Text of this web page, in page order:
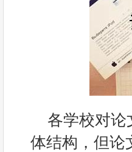
各学校对论
体结构，但论